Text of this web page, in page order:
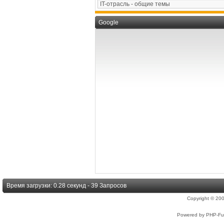
Google
Время загрузки: 0.28 секунд - 39 Запросов
Copyright ©
Powered by PHP-